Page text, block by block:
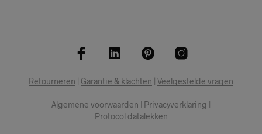
Retourneren Garantie & klachten Veelgestelde vragen
Algemene voorwaarden Privacyverklaring
Protocol datalekken